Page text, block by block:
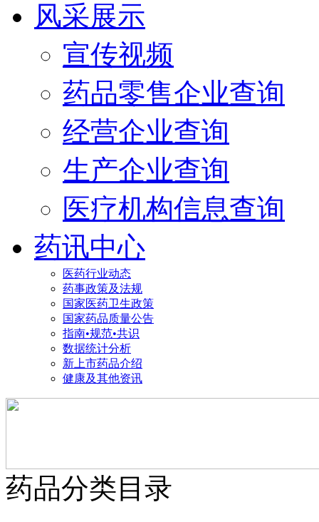
风采展示
宣传视频
药品零售企业查询
经营企业查询
生产企业查询
医疗机构信息查询
药讯中心
医药行业动态
药事政策及法规
国家医药卫生政策
国家药品质量公告
指南•规范•共识
数据统计分析
新上市药品介绍
健康及其他资讯
药品分类目录